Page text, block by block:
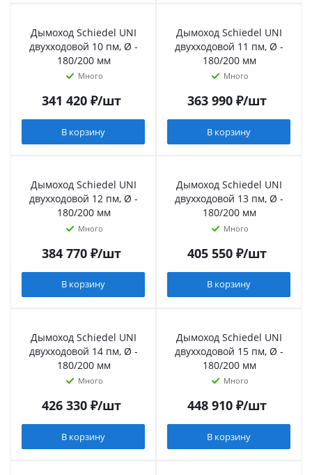
Дымоход Schiedel UNI
двухходовой 10 пм, Ø -
180/200 мм
Много
341 420₽/шт
В корзину
Дымоход Schiedel UNI
двухходовой 11 пм, Ø -
180/200 мм
Много
363 990₽/шт
В корзину
Дымоход Schiedel UNI
двухходовой 12 пм, Ø -
180/200 мм
Много
384 770₽/шт
В корзину
Дымоход Schiedel UNI
двухходовой 13 пм, Ø -
180/200 мм
Много
405 550₽/шт
В корзину
Дымоход Schiedel UNI
двухходовой 14 пм, Ø -
180/200 мм
Много
426 330₽/шт
В корзину
Дымоход Schiedel UNI
двухходовой 15 пм, Ø -
180/200 мм
Много
448 910₽/шт
В корзину